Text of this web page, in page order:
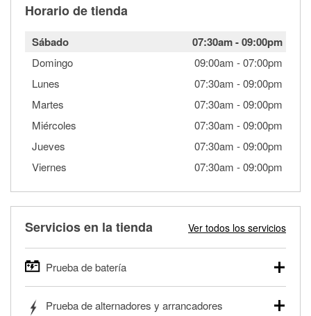
Horario de tienda
Sábado 07:30am-09:00pm
Domingo 09:00am -07:00pm
Lunes
07:30am -09:00pm
Martes
07:30am -09:00pm
Miércoles
07:30am -09:00pm
Jueves
07:30am -09:00pm
Viernes
07:30am -09:00pm
Servicios en la tienda Ver todos los servicios
Prueba de batería
autos, camionetas, SUVs, vehículos comerciales y
Prueba de alternadores y arrancadores